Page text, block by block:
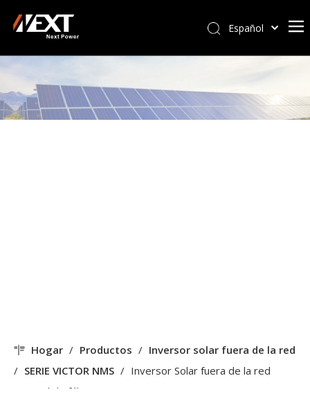
Español
Hogar / Productos / Inversor solar fuera de la red
/ SERIE VICTOR NMS / Inversor Solar fuera de la red
Original de fábrica, 1KW, 12V, serie Victor NMS, 40A,